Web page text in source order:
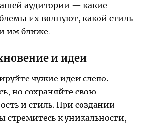
аудитории — какие
их волнуют, какой стиль
им ближе.
и идеи
чужие идеи слепо.
но сохраняйте свою
и стиль. При создании
стремитесь к уникальности,